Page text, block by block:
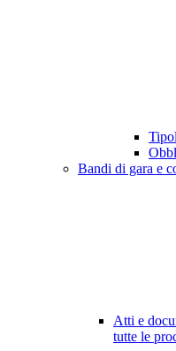
Bandi di gara e
Atti e
tutte le